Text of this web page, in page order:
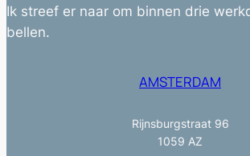
Ik streef er naar om binnen drie
bellen.
AMSTERDAM
Rijnsburgstraat 96
1059 AZ